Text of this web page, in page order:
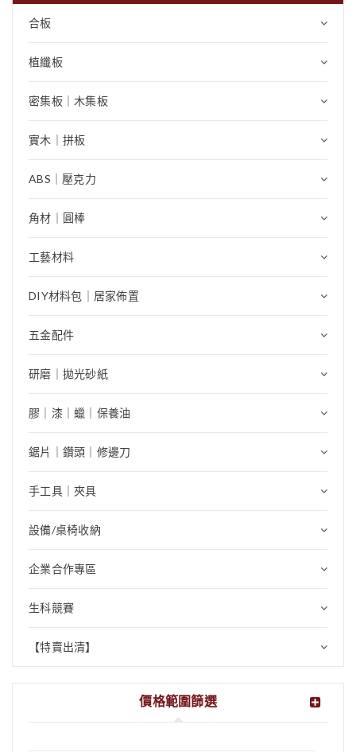
合板
植纖板
密集板｜木集板
實木｜拼板
ABS｜壓克力
角材｜圓棒
工藝材料
DIY材料包｜居家佈置
五金配件
研磨｜拋光砂紙
膠｜漆｜蠟｜保養油
鋸片｜鑽頭｜修邊刀
手工具｜夾具
設備/桌椅收納
企業合作專區
生科競賽
【特賣出清】
價格範圍篩選